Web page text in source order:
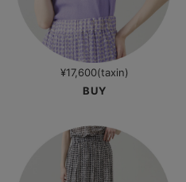
¥17,600(taxin)
BUY